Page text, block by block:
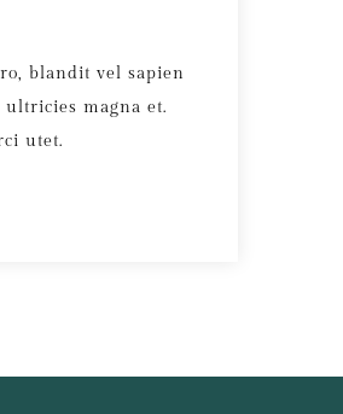
blandit vel sapien
magna et.
utet.